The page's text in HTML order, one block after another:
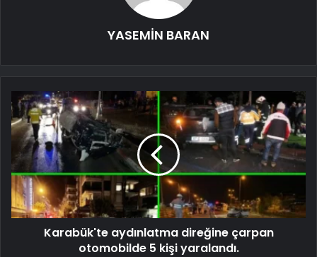
YASEMİN BARAN
Karabük'te aydınlatma direğine çarpan
otomobilde 5 kişi yaralandı.